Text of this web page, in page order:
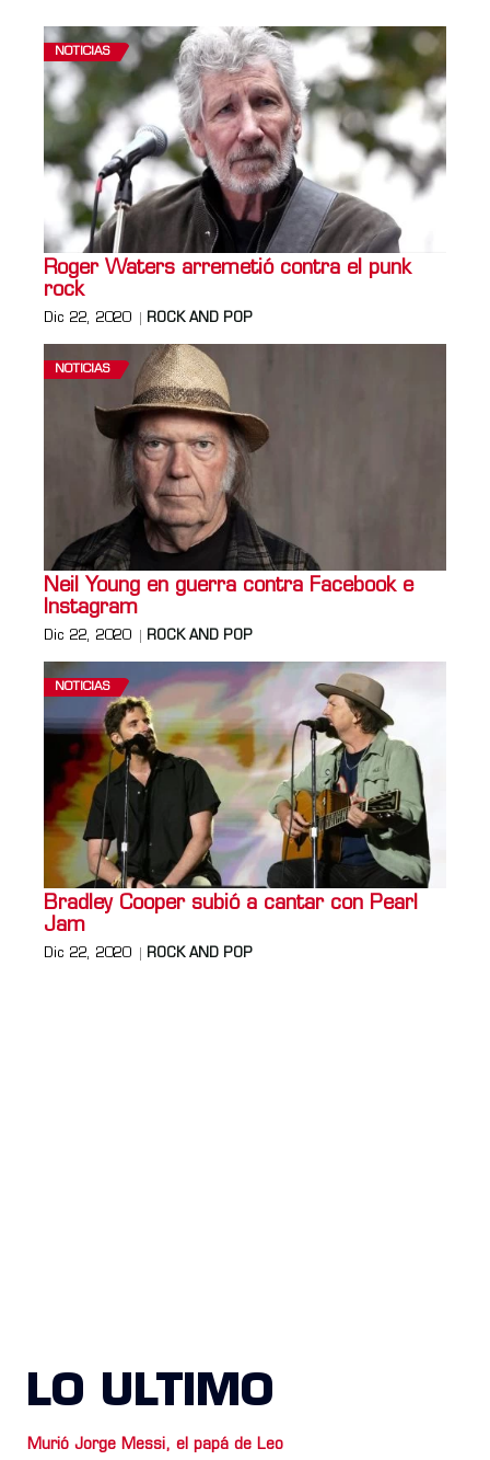
NOTICIAS
Roger Waters arremetió contra el punk
rock
Dic 22, 2020 ROCK AND POP
NOTICIAS
Neil Young en guerra contra Facebook e
Instagram
Dic 22, 2020 ROCK AND POP
NOTICIAS
Bradley Cooper subió a cantar con Pearl
Jam
Dic 22, 2020 ROCK AND POP
LO ULTIMO
Murió Jorge Messi, el papá de Leo